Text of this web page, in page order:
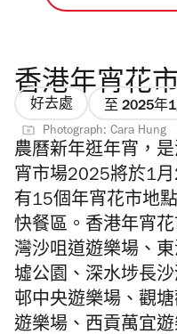
香港年宵花
好去處 至 2025年
Photograph: Cara Hung
農曆新年逛年宵，
宵市場2025將於1
有15個年宵花市地
快餐區。 香港年宵
灣沙咀道遊樂場、
墟公園、深水埗長
邨中央遊樂場、觀塘
遊樂場、西貢萬宜